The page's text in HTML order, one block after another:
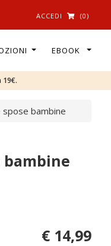
ACCEDI (0)
EBOOK
19€.
spose bambine
€ 14,99